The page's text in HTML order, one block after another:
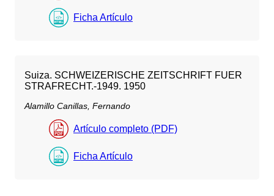
Ficha Artículo
Suiza. SCHWEIZERISCHE ZEITSCHRIFT FUER
STRAFRECHT.-1949. 1950
Alamillo Canillas, Fernando
Artículo completo (PDF)
Ficha Artículo